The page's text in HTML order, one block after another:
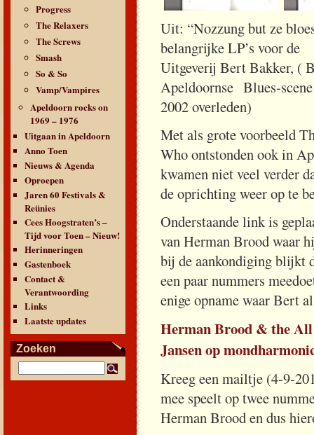
Progress
The Relaxers
The Screws
Smash
So & So
Vamp/Vampires
Apeldoorn rocks on
1969 – 1976
Uitgaan in Apeldoorn
Anno Toen
Nieuws & Agenda
Oproepen
Jaren 60 Festivals &
Reünies
Cees Hoogstraten’s –
Tijd voor Toen – Nieuw!
Herinneringen
Gastenboek
Contact &
Verantwoording
Links
Laatste updates
Zoeken
Uit: “Nozzung but
belangrijke LP’s voor de
Uitgeverij Bert
Apeldoornse Blues-scene
2002 overleden)
Met als grote voorbeeld
Who ontstonden ook in
kwamen niet veel verder
de oprichting weer op te
Onderstaande link is
van Herman Brood waar
bij de aankondiging blijkt
een paar nummers
enige opname waar Bert
Herman Brood & the All
Jansen op
Kreeg een mailtje (4-9-
mee speelt op twee
Herman Brood en dus